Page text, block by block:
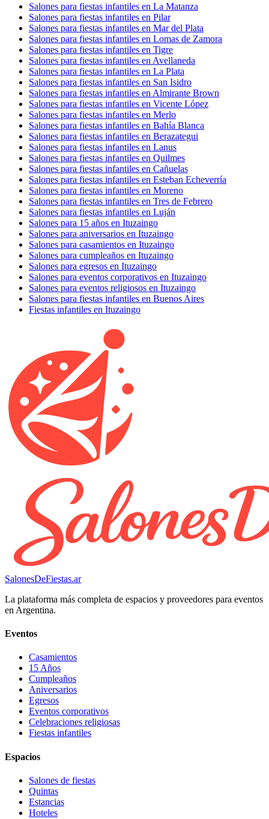
Salones para fiestas infantiles en La Matanza
Salones para fiestas infantiles en Pilar
Salones para fiestas infantiles en Mar del Plata
Salones para fiestas infantiles en Lomas de Zamora
Salones para fiestas infantiles en Tigre
Salones para fiestas infantiles en Avellaneda
Salones para fiestas infantiles en La Plata
Salones para fiestas infantiles en San Isidro
Salones para fiestas infantiles en Almirante Brown
Salones para fiestas infantiles en Vicente López
Salones para fiestas infantiles en Merlo
Salones para fiestas infantiles en Bahía Blanca
Salones para fiestas infantiles en Berazategui
Salones para fiestas infantiles en Lanus
Salones para fiestas infantiles en Quilmes
Salones para fiestas infantiles en Cañuelas
Salones para fiestas infantiles en Esteban Echeverría
Salones para fiestas infantiles en Moreno
Salones para fiestas infantiles en Tres de Febrero
Salones para fiestas infantiles en Luján
Salones para 15 años en Ituzaingo
Salones para aniversarios en Ituzaingo
Salones para casamientos en Ituzaingo
Salones para cumpleaños en Ituzaingo
Salones para egresos en Ituzaingo
Salones para eventos corporativos en Ituzaingo
Salones para eventos religiosos en Ituzaingo
Salones para fiestas infantiles en Buenos Aires
Fiestas infantiles en Ituzaingo
SalonesDeFiestas.ar
La plataforma más completa de espacios y proveedores para eventos
en Argentina.
Eventos
Casamientos
15 Años
Cumpleaños
Aniversarios
Egresos
Eventos corporativos
Celebraciones religiosas
Fiestas infantiles
Espacios
Salones de fiestas
Quintas
Estancias
Hoteles